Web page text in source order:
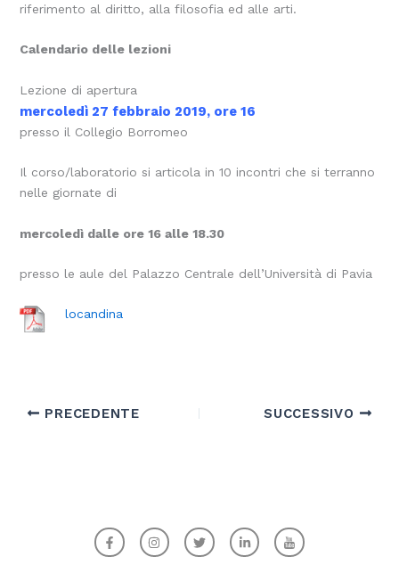
riferimento al diritto, alla filosofia ed alle arti.
Calendario delle lezioni
Lezione di apertura
mercoledì 27 febbraio 2019, ore 16
presso il Collegio Borromeo
Il corso/laboratorio si articola in 10 incontri che si terranno
nelle giornate di
mercoledì dalle ore 16 alle 18.30
presso le aule del Palazzo Centrale dell’Università di Pavia
locandina
PRECEDENTE SUCCESSIVO
F
a
c
I
n
s
T
w
i
L
i
n
I
c
o